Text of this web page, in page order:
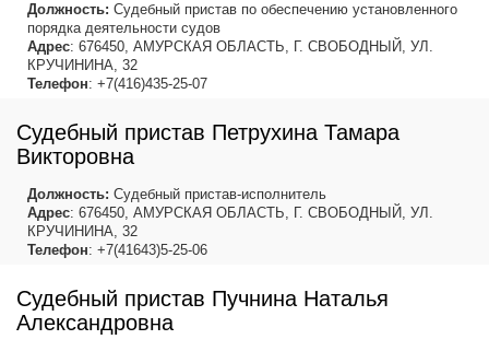
Должность: Судебный пристав по обеспечению установленного
порядка деятельности судов
Адрес: 676450, АМУРСКАЯ ОБЛАСТЬ, Г. СВОБОДНЫЙ, УЛ.
КРУЧИНИНА, 32
Телефон: +7(416)435-25-07
Судебный пристав Петрухина Тамара
Викторовна
Должность: Судебный пристав-исполнитель
Адрес: 676450, АМУРСКАЯ ОБЛАСТЬ, Г. СВОБОДНЫЙ, УЛ.
КРУЧИНИНА, 32
Телефон: +7(41643)5-25-06
Судебный пристав Пучнина Наталья
Александровна